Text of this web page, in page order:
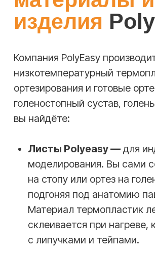
03
Формирование
Наложите размягчённый пластик на
02
Нагревание
обработайте феном, пока он не станет
пластичным и мягким. Достаньте пинцетом
и слегка промокните полотенцем.
Подготовка
Разрежьте лист Polyeasy на нужный
размер или возьмите уже готовую
воду (60−70°C) или используйте